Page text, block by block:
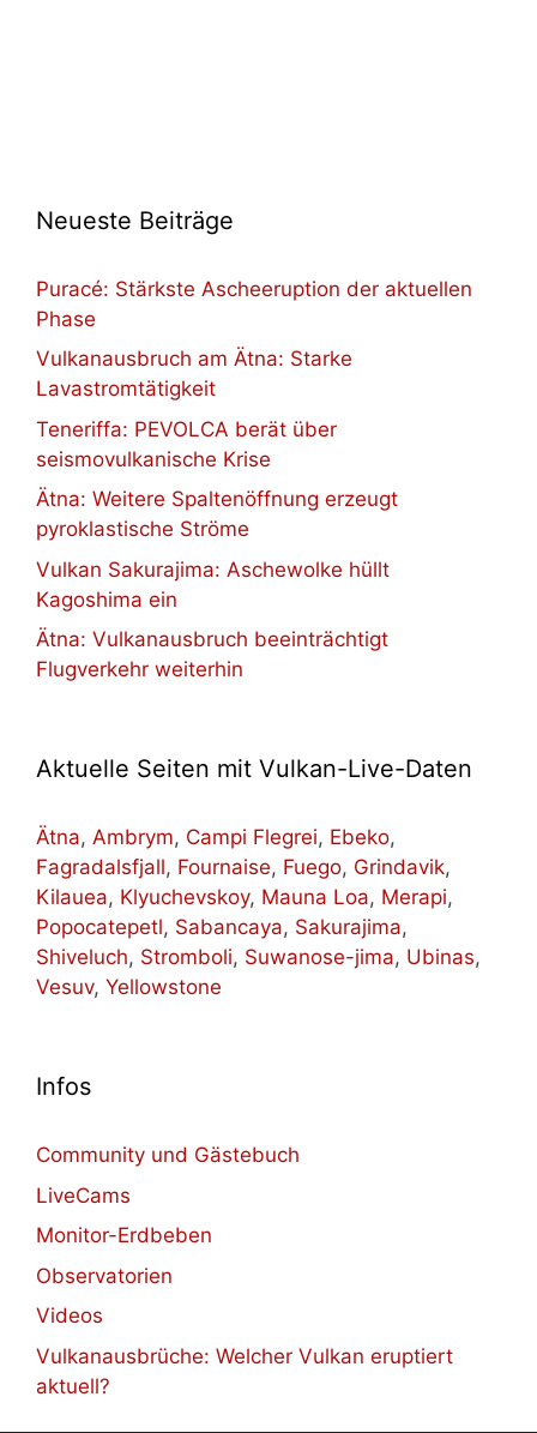
Neueste Beiträge
Puracé: Stärkste Ascheeruption der aktuellen
Phase
Vulkanausbruch am Ätna: Starke
Lavastromtätigkeit
Teneriffa: PEVOLCA berät über
seismovulkanische Krise
Ätna: Weitere Spaltenöffnung erzeugt
pyroklastische Ströme
Vulkan Sakurajima: Aschewolke hüllt
Kagoshima ein
Ätna: Vulkanausbruch beeinträchtigt
Flugverkehr weiterhin
Aktuelle Seiten mit Vulkan-Live-Daten
Ätna, Ambrym, Campi Flegrei, Ebeko,
Fagradalsfjall, Fournaise, Fuego, Grindavik,
Kilauea, Klyuchevskoy, Mauna Loa, Merapi,
Popocatepetl, Sabancaya, Sakurajima,
Shiveluch, Stromboli, Suwanose-jima, Ubinas,
Vesuv, Yellowstone
Infos
Community und Gästebuch
LiveCams
Monitor-Erdbeben
Observatorien
Videos
Vulkanausbrüche: Welcher Vulkan eruptiert
aktuell?